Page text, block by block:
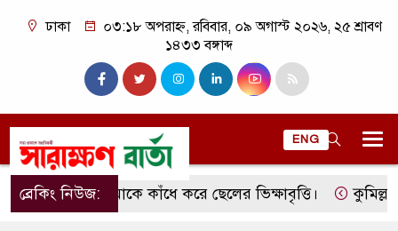
ঢাকা
০৩:১৮ অপরাহ্ন, রবিবার, ০৯ অগাস্ট ২০২৬, ২৫ শ্রাবণ
১৪৩৩ বঙ্গাব্দ
ENG
ব্রেকিং নিউজ:মাকে কাঁধে করে ছেলের ভিক্ষাবৃত্তি। কুমিল্লার